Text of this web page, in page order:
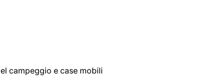
campeggio e case mobili